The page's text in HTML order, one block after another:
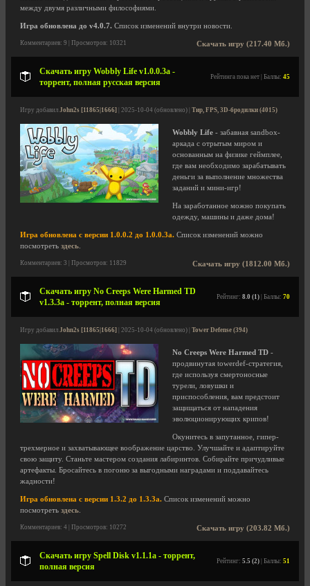
между двумя различными философиями.
Игра обновлена до v4.0.7. Список изменений внутри новости.
Скачать игру (217.40 Мб.)
Комментариев: 9 | Просмотров: 10321
Скачать игру Wobbly Life v1.0.0.3a -
торрент, полная русская версия
Рейтинга пока нет | Баллы: 45
Игру добавил John2s [11865|1666] | 2025-10-04 (обновлено) | Тир, FPS, 3D-бродилки (4015)
Wobbly Life - забавная sandbox-
аркада с отрытым миром и
основанным на физике геймплее,
где вам необходимо зарабатывать
деньги за выполнение множества
заданий и мини-игр!
На заработанное можно покупать
одежду, машины и даже дома!
Игра обновлена с версии 1.0.0.2 до 1.0.0.3a. Список изменений можно
посмотреть здесь
Скачать игру (1812.00 Мб.)
Комментариев: 3 | Просмотров: 11829
Скачать игру No Creeps Were Harmed TD
v1.3.3a - торрент, полная версия
Рейтинг: 8.0 (1) | Баллы: 70
Игру добавил John2s [11865|1666] | 2025-10-04 (обновлено) | Tower Defense (394)
No Creeps Were Harmed TD -
продвинутая towerdef-стратегия,
где используя смертоносные
турели, ловушки и
приспособления, вам предстоит
защищаться от нападения
эволюционирующих крипов!
Окунитесь в запутанное, гипер-
трехмерное и захватывающее воображение царство. Улучшайте и адаптируйте
свою защиту. Станьте мастером создания лабиринтов. Собирайте причудливые
артефакты. Бросайтесь в погоню за выгодными наградами и поддавайтесь
жадности!
Игра обновлена с версии 1.3.2 до 1.3.3a. Список изменений можно
посмотреть здесь
Скачать игру (203.82 Мб.)
Комментариев: 4 | Просмотров: 10272
Скачать игру Spell Disk v1.1.1a - торрент,
полная версия
Рейтинг: 5.5 (2) | Баллы: 51